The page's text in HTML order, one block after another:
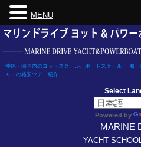
Skip
content
沖縄・瀬戸内のヨットスクール、ボートスクール、 船
ャーの格安ツアー紹介
Select
Powered by
MARINE
YACHT
MENU